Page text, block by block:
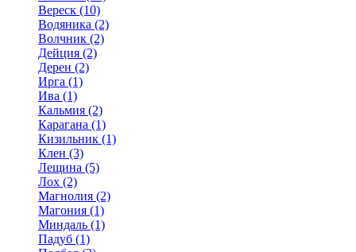
Вереск (10)
Водяника (2)
Волчник (2)
Дейция (2)
Дерен (2)
Ирга (1)
Ива (1)
Кальмия (2)
Карагана (1)
Кизильник (1)
Клен (3)
Лещина (5)
Лох (2)
Магнолия (2)
Магония (1)
Миндаль (1)
Падуб (1)